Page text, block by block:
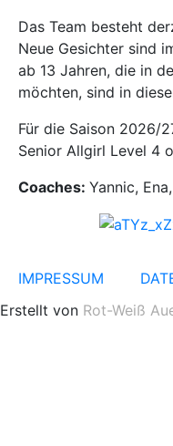
Das Team besteht
Neue Gesichter sind
ab 13 Jahren, die in
möchten, sind in
Für die Saison 2026/
Senior Allgirl Level 4
Coaches: Yannic,
IMPRESSUM
Erstellt von Rot-Weiß